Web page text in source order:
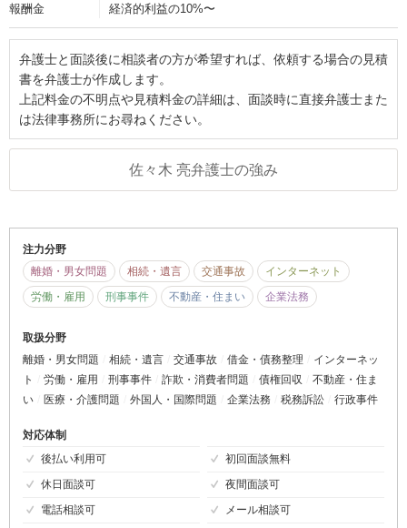
報酬金 経済的利益の10%〜
弁護士と面談後に相談者の方が希望すれば、依頼する場合の見積
書を弁護士が作成します。
上記料金の不明点や見積料金の詳細は、面談時に直接弁護士また
は法律事務所にお尋ねください。
佐々木 亮弁護士の強み
注力分野
離婚・男女問題
相続・遺言 交通事故
インターネット
労働・雇用
刑事事件 不動産・住まい 企業法務
取扱分野
離婚・男女問題
相続・遺言 交通事故 借金・債務整理
インターネッ
ト
労働・雇用 刑事事件 詐欺・消費者問題 債権回収
不動産・住ま
い
医療・介護問題 外国人・国際問題 企業法務 税務訴訟 行政事件
対応体制
後払い利用可
初回面談無料
休日面談可
夜間面談可
電話相談可
メール相談可